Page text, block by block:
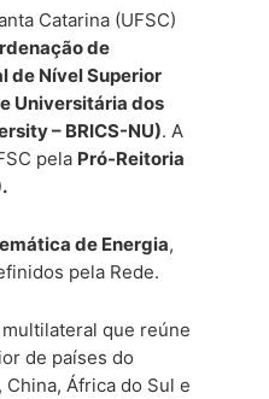
Catarina (UFSC)
de
de Nível Superior
Universitária dos
– BRICS-NU). A
pela Pró-Reitoria
de Energia,
pela Rede.
que reúne
de países do
China, África do Sul e